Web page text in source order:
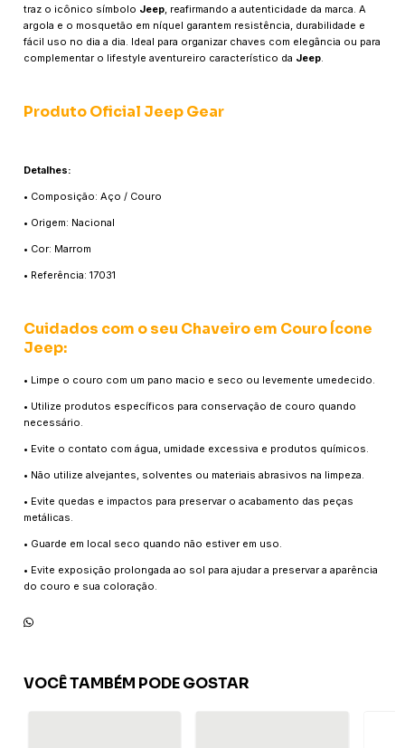
traz o icônico símbolo Jeep , reafirmando a autenticidade da marca. A
argola e o mosquetão em níquel garantem resistência, durabilidade e
fácil uso no dia a dia. Ideal para organizar chaves com elegância ou para
complementar o lifestyle aventureiro característico da Jeep
Produto Oficial Jeep Gear
Detalhes:
• Composição: Aço / Couro
• Origem: Nacional
• Cor: Marrom
• Referência: 17031
Cuidados com o seu Chaveiro em Couro Ícone
Jeep:
• Limpe o couro com um pano macio e seco ou levemente umedecido.
• Utilize produtos específicos para conservação de couro quando
necessário.
• Evite o contato com água, umidade excessiva e produtos químicos.
• Não utilize alvejantes, solventes ou materiais abrasivos na limpeza.
• Evite quedas e impactos para preservar o acabamento das peças
metálicas.
• Guarde em local seco quando não estiver em uso.
• Evite exposição prolongada ao sol para ajudar a preservar a aparência
do couro e sua coloração.
VOCÊ TAMBÉM PODE GOSTAR